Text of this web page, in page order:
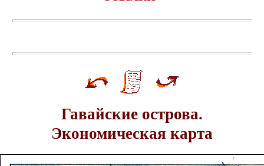
Гавайские острова.
Экономическая карта